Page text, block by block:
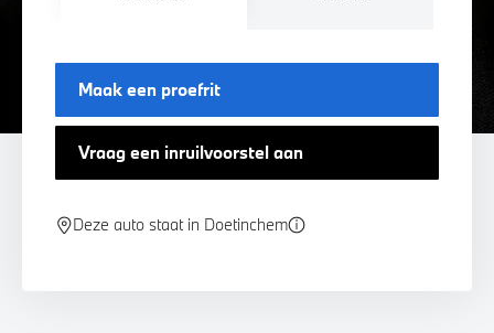
Maak een proefrit
Vraag een inruilvoorstel aan
Deze auto staat in Doetinchem